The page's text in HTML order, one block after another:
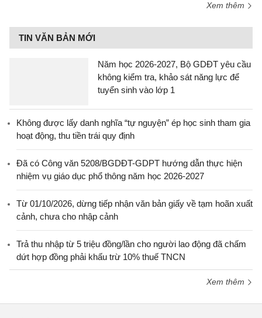
Xem thêm
TIN VĂN BẢN MỚI
Năm học 2026-2027, Bộ GDĐT yêu cầu
không kiểm tra, khảo sát năng lực để
tuyển sinh vào lớp 1
Không được lấy danh nghĩa “tự nguyện” ép học sinh tham gia
hoạt động, thu tiền trái quy định
Đã có Công văn 5208/BGDĐT-GDPT hướng dẫn thực hiện
nhiệm vụ giáo dục phổ thông năm học 2026-2027
Từ 01/10/2026, dừng tiếp nhận văn bản giấy về tạm hoãn xuất
cảnh, chưa cho nhập cảnh
Trả thu nhập từ 5 triệu đồng/lần cho người lao động đã chấm
dứt hợp đồng phải khấu trừ 10% thuế TNCN
Xem thêm